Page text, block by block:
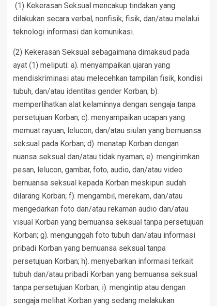
(1) Kekerasan Seksual mencakup tindakan yang
dilakukan secara verbal, nonfisik, fisik, dan/atau melalui
teknologi informasi dan komunikasi.
(2) Kekerasan Seksual sebagaimana dimaksud pada
ayat (1) meliputi: a). menyampaikan ujaran yang
mendiskriminasi atau melecehkan tampilan fisik, kondisi
tubuh, dan/atau identitas gender Korban; b).
memperlihatkan alat kelaminnya dengan sengaja tanpa
persetujuan Korban; c). menyampaikan ucapan yang
memuat rayuan, lelucon, dan/atau siulan yang bernuansa
seksual pada Korban; d). menatap Korban dengan
nuansa seksual dan/atau tidak nyaman; e). mengirimkan
pesan, lelucon, gambar, foto, audio, dan/atau video
bernuansa seksual kepada Korban meskipun sudah
dilarang Korban; f). mengambil, merekam, dan/atau
mengedarkan foto dan/atau rekaman audio dan/atau
visual Korban yang bernuansa seksual tanpa persetujuan
Korban; g). mengunggah foto tubuh dan/atau informasi
pribadi Korban yang bernuansa seksual tanpa
persetujuan Korban; h). menyebarkan informasi terkait
tubuh dan/atau pribadi Korban yang bernuansa seksual
tanpa persetujuan Korban; i). mengintip atau dengan
sengaja melihat Korban yang sedang melakukan